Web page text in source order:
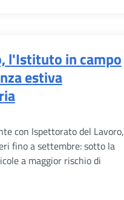
l'Istituto in campo
estiva
con Ispettorato del Lavoro,
fino a settembre: sotto la
a maggior rischio di